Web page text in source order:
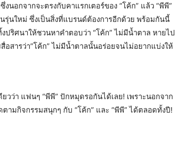
นอกจากจะตรงกับคาแรกเตอร์ของ “โค้ก” แล้ว “พีพี”
รุ่นใหม่ ซึ่งเป็นสิ่งที่แบรนด์ต้องการอีกด้วย พร้อมกันนี้
ปริศนาให้ชวนหาคำตอบว่า “โค้ก” ไม่มีน้ำตาล หายไป
อสารว่า”โค้ก” ไม่มีน้ำตาลนั้นอร่อยจนไม่อยากแบ่งให้
ว่า แฟนๆ “พีพี” ปักหมุดรอกันได้เลย! เพราะนอกจาก
มกิจกรรมสนุกๆ กับ “โค้ก” และ “พีพี” ได้ตลอดทั้งปี!